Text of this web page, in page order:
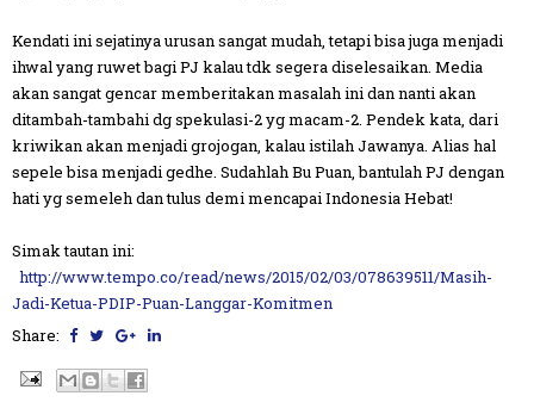
Kendati ini sejatinya urusan sangat mudah, tetapi bisa juga menjadi
ihwal yang ruwet bagi PJ kalau tdk segera diselesaikan. Media
akan sangat gencar memberitakan masalah ini dan nanti akan
ditambah-tambahi dg spekulasi-2 yg macam-2. Pendek kata, dari
kriwikan akan menjadi grojogan, kalau istilah Jawanya. Alias hal
sepele bisa menjadi gedhe. Sudahlah Bu Puan, bantulah PJ dengan
hati yg semeleh dan tulus demi mencapai Indonesia Hebat!
Simak tautan ini:
http://www.tempo.co/read/news/2015/02/03/078639511/Masih-
Jadi-Ketua-PDIP-Puan-Langgar-Komitmen
Share: